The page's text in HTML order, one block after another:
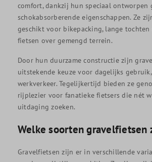
comfort, dankzij hun speciaal ontworpen
schokabsorberende eigenschappen. Ze
geschikt voor bikepacking, lange tochten
fietsen over gemengd terrein.
Door hun duurzame constructie zijn
uitstekende keuze voor dagelijks
werkverkeer. Tegelijkertijd bieden ze
rijplezier voor fanatieke fietsers die nét
uitdaging zoeken.
Welke soorten gravelfietsen
Gravelfietsen zijn er in verschillende